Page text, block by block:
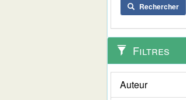
Rechercher
Filtres
Auteur